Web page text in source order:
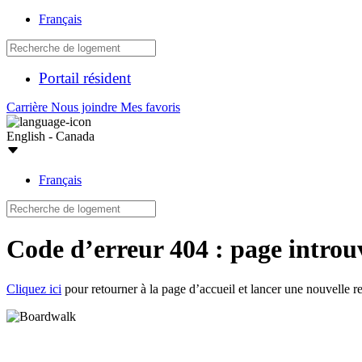
Français
Portail résident
Carrière Nous joindre Mes favoris
English - Canada
Français
Code d’erreur 404 : page
Cliquez ici pour retourner à la page d’accueil et lancer une nouvelle